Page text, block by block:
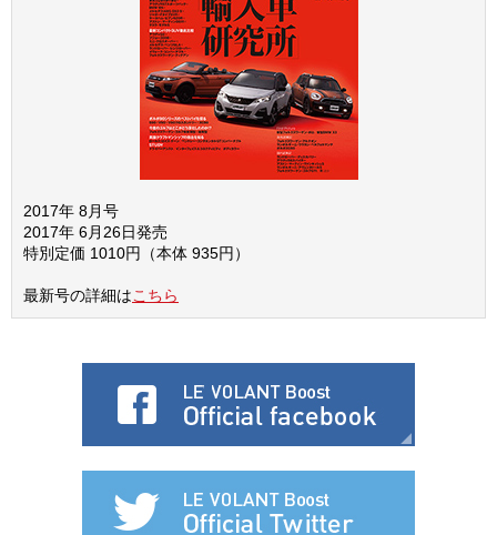
2017年 8月号
2017年 6月26日発売
特別定価 1010円（本体 935円）
最新号の詳細はこちら